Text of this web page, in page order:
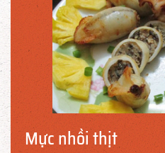
Mực nhồi thịt